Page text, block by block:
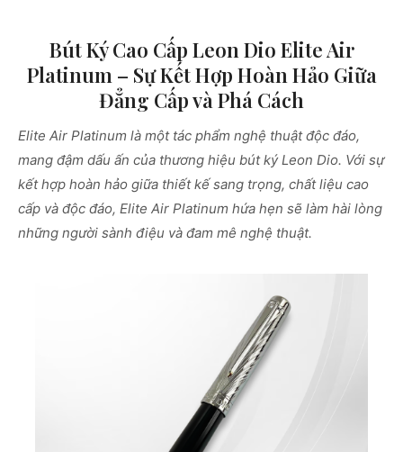
Bút Ký Cao Cấp Leon Dio Elite Air
Platinum – Sự Kết Hợp Hoàn Hảo Giữa
Đẳng Cấp và Phá Cách
Elite Air Platinum là một tác phẩm nghệ thuật độc đáo,
mang đậm dấu ấn của thương hiệu bút ký Leon Dio. Với sự
kết hợp hoàn hảo giữa thiết kế sang trọng, chất liệu cao
cấp và độc đáo, Elite Air Platinum hứa hẹn sẽ làm hài lòng
những người sành điệu và đam mê nghệ thuật.